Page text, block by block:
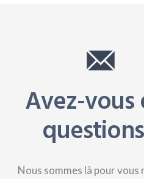
Avez-vous
Nous sommes là pour vous